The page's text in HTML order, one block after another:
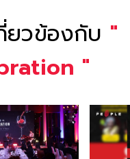
ยวข้องกับ "
"